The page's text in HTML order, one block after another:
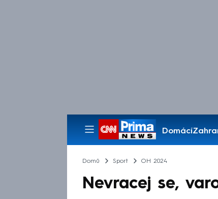
Domácí
Pořady
Domů Sport OH 2024
Nevracej se,